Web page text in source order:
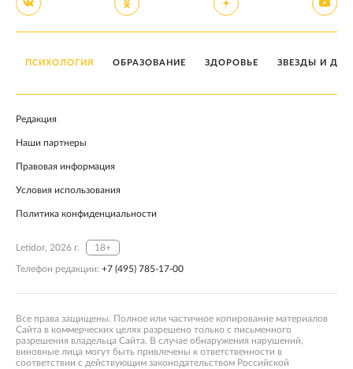
ПСИХОЛОГИЯ ОБРАЗОВАНИЕ ЗДОРОВЬЕ ЗВЕЗДЫ И
Редакция
Наши партнеры
Правовая информация
Условия использования
Политика конфиденциальности
Letidor, 2026 г. 18+
Телефон редакции: +7 (495) 785-17-00
Все права защищены. Полное или частичное копирование материалов
Сайта в коммерческих целях разрешено только с письменного
разрешения владельца Сайта. В случае обнаружения нарушений,
виновные лица могут быть привлечены к ответственности в
соответствии с действующим законодательством Российской